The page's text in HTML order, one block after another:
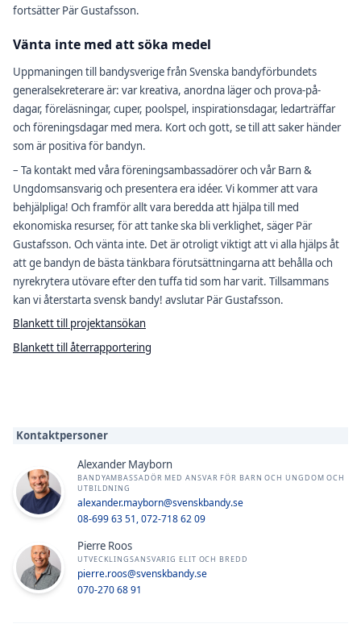
fortsätter Pär Gustafsson.
Vänta inte med att söka medel
Uppmaningen till bandysverige från Svenska bandyförbundets
generalsekreterare är: var kreativa, anordna läger och prova-på-
dagar, föreläsningar, cuper, poolspel, inspirationsdagar, ledarträffar
och föreningsdagar med mera. Kort och gott, se till att saker händer
som är positiva för bandyn.
– Ta kontakt med våra föreningsambassadörer och vår Barn &
Ungdomsansvarig och presentera era idéer. Vi kommer att vara
behjälpliga! Och framför allt vara beredda att hjälpa till med
ekonomiska resurser, för att tanke ska bli verklighet, säger Pär
Gustafsson. Och vänta inte. Det är otroligt viktigt att vi alla hjälps åt
att ge bandyn de bästa tänkbara förutsättningarna att behålla och
nyrekrytera utövare efter den tuffa tid som har varit. Tillsammans
kan vi återstarta svensk bandy! avslutar Pär Gustafsson.
Blankett till projektansökan
Blankett till återrapportering
Kontaktpersoner
Alexander Mayborn
BANDYAMBASSADÖR MED ANSVAR FÖR BARN OCH UNGDOM OCH
UTBILDNING
alexander.mayborn@svenskbandy.se
08-699 63 51, 072-718 62 09
Pierre Roos
UTVECKLINGSANSVARIG ELIT OCH BREDD
pierre.roos@svenskbandy.se
070-270 68 91